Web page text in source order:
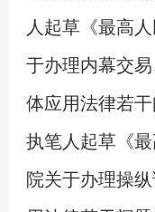
人起草《最高
于办理内幕交
体应用法律若
执笔人起草《
院关于办理操